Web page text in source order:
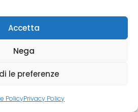
Accetta
Nega
le preferenze
PolicyPrivacy Policy